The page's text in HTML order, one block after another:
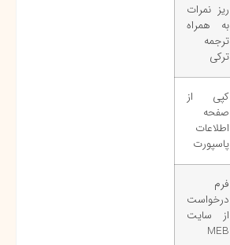
ریز نمرات
به همراه
ترجمه
ترکی
کپی از
صفحه
اطلاعات
پاسپورت
فرم
درخواست
از سایت
MEB